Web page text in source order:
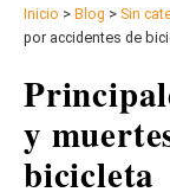
Inicio > Blog > Sin
por accidentes de
y
bicicleta